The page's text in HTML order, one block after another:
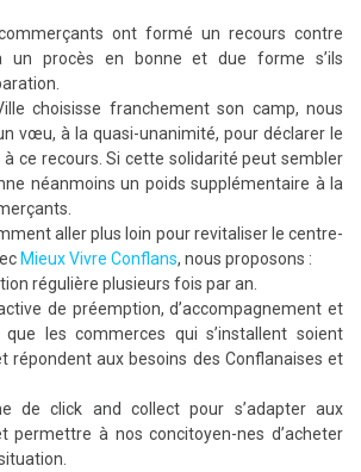
ont formé un recours contre
un procès en bonne et due forme s’ils
choisisse franchement son camp, nous
vœu, à la quasi-unanimité, pour déclarer le
ce recours. Si cette solidarité peut sembler
néanmoins un poids supplémentaire à la
aller plus loin pour revitaliser le centre-
Mieux Vivre Conflans, nous proposons :
régulière plusieurs fois par an.
de préemption, d’accompagnement et
que les commerces qui s’installent soient
répondent aux besoins des Conflanaises et
de click and collect pour s’adapter aux
permettre à nos concitoyen-nes d’acheter